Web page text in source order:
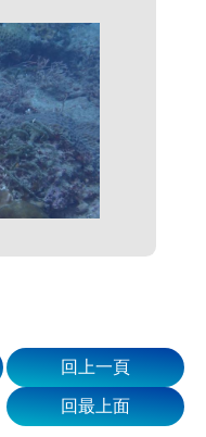
回上一頁
回最上面